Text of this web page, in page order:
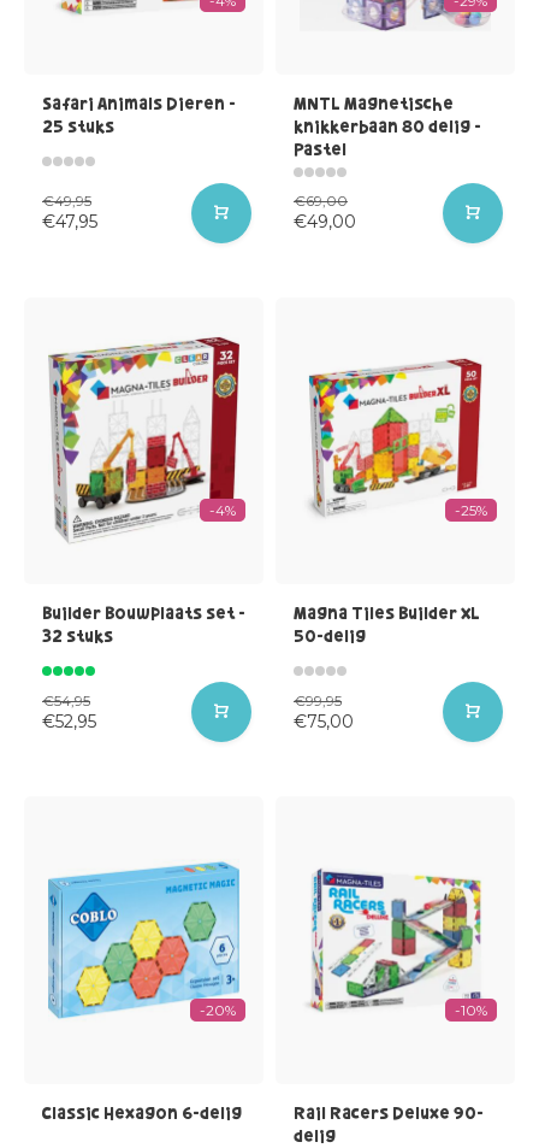
Safari Animals Dieren -
25 stuks
€49,95
€47,95
MNTL Magnetische
knikkerbaan 80 delig -
Pastel
€69,00
€49,00
-4%
Builder Bouwplaats set -
32 stuks
€54,95
€52,95
-25%
Magna Tiles Builder XL
50-delig
€99,95
€75,00
-20%
Classic Hexagon 6-delig
-10%
Rail Racers Deluxe 90-
delig